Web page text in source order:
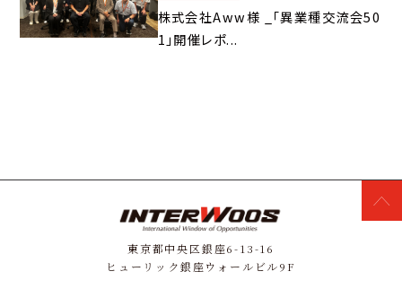
株式会社Aww様 _「異業種交流会50
1」開催レポ...
東京都中央区銀座6-13-16
ヒューリック銀座ウォールビル9F